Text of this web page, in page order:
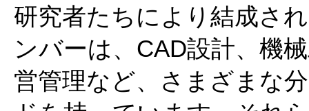
研究者たちにより結成さ
ンバーは、CAD設計、機
営管理など、さまざまな